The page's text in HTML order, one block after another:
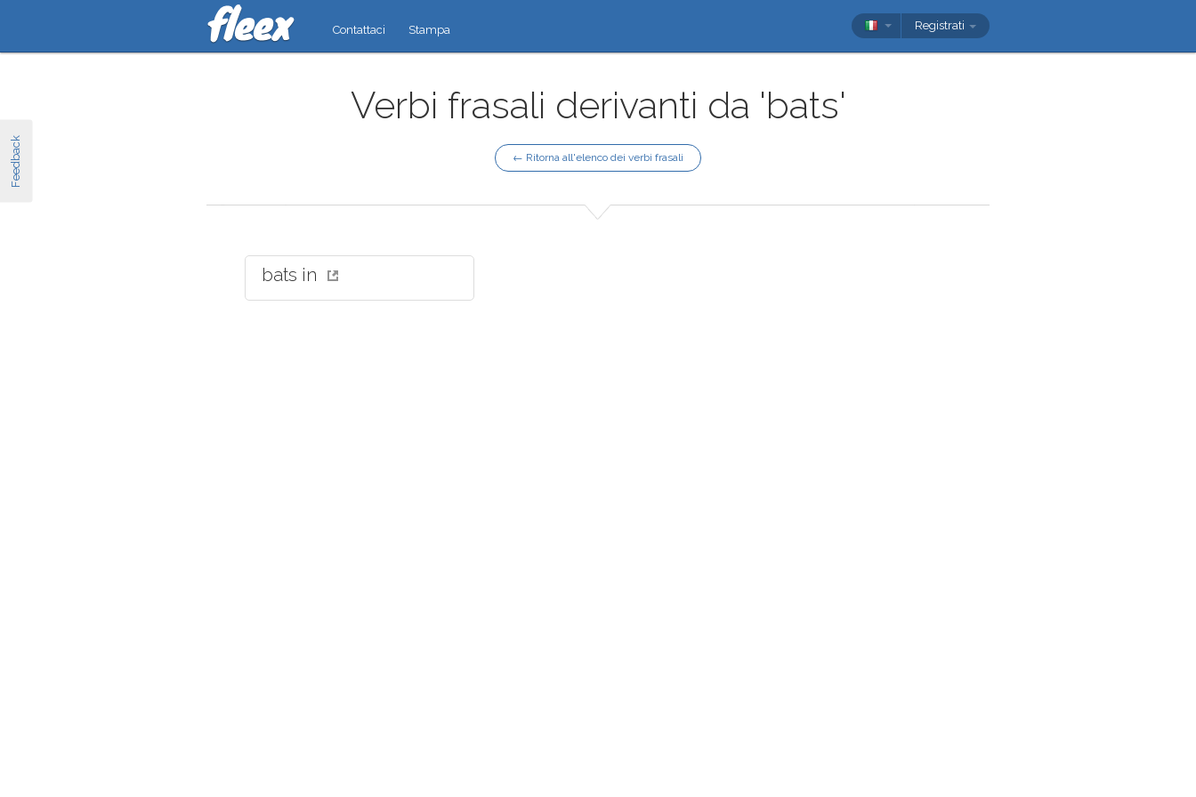
Feedback
Contattaci Stampa Registrati
Verbi frasali derivanti da 'bats'
← Ritorna all'elenco dei verbi frasali
bats in